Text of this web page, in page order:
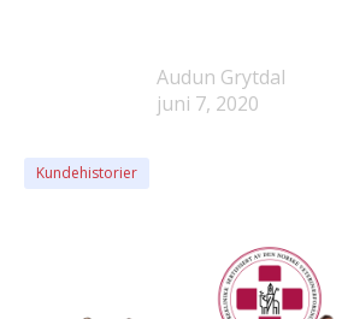
Audun Grytdal
juni 7, 2020
Kundehistorier